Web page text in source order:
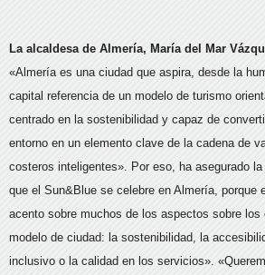
La alcaldesa de Almería, María del Mar
«Almería es una ciudad que aspira, desde la
capital referencia de un modelo de turismo
centrado en la sostenibilidad y capaz de
entorno en un elemento clave de la cadena de
costeros inteligentes». Por eso, ha asegurado
que el Sun&Blue se celebre en Almería, porque
acento sobre muchos de los aspectos sobre los
modelo de ciudad: la sostenibilidad, la
inclusivo o la calidad en los servicios».